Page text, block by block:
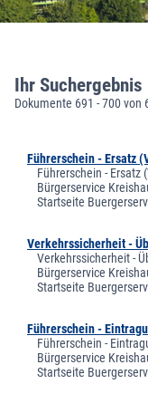
Ihr Suchergebnis
Dokumente 691 - 700 von
Führerschein - Ersatz
Führerschein -
Bürgerservice
Startseite
Verkehrssicherheit -
Verkehrssicherheit -
Bürgerservice
Startseite
Führerschein -
Führerschein -
Bürgerservice
Startseite